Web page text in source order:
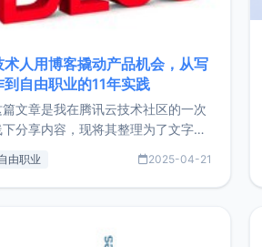
术人用博客撬动产品机会，从写
到自由职业的11年实践
篇文章是我在腾讯云技术社区的一次
下分享内容，现将其整理为了文字
，分享了写博客11年来的经历，以及
过博客过渡到做产品和走向自由职业
一个小故事。文中还首次公开了我的
由职业 2025-04-21